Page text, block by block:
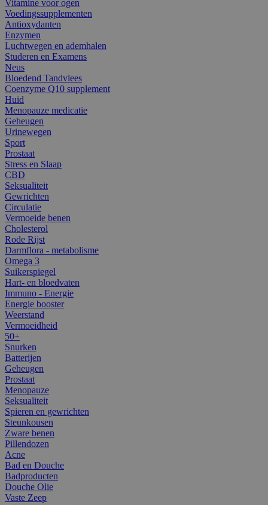
Vitamine voor ogen
Voedingssupplementen
Antioxydanten
Enzymen
Luchtwegen en ademhalen
Studeren en Examens
Neus
Bloedend Tandvlees
Coenzyme Q10 supplement
Huid
Menopauze medicatie
Geheugen
Urinewegen
Sport
Prostaat
Stress en Slaap
CBD
Seksualiteit
Gewrichten
Circulatie
Vermoeide benen
Cholesterol
Rode Rijst
Darmflora - metabolisme
Omega 3
Suikerspiegel
Hart- en bloedvaten
Immuno - Energie
Energie booster
Weerstand
Vermoeidheid
50+
Snurken
Batterijen
Geheugen
Prostaat
Menopauze
Seksualiteit
Spieren en gewrichten
Steunkousen
Zware benen
Pillendozen
Acne
Bad en Douche
Badproducten
Douche Olie
Vaste Zeep